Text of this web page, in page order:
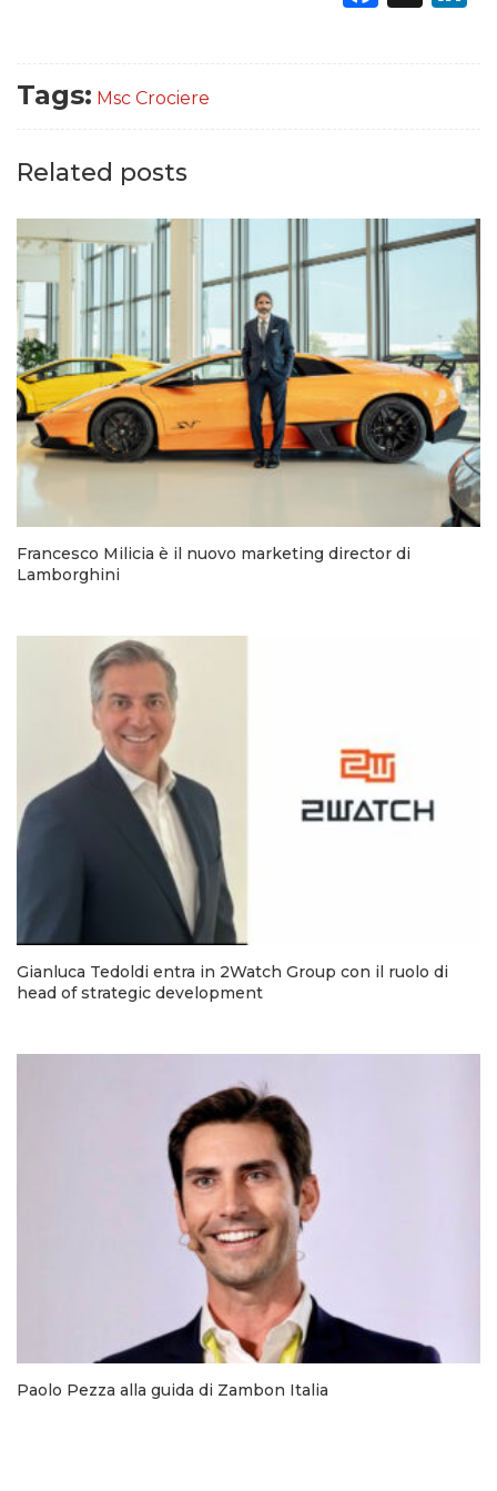
Tags: Msc Crociere
Related posts
Francesco Milicia è il nuovo marketing director di
Lamborghini
Gianluca Tedoldi entra in 2Watch Group con il ruolo di
head of strategic development
Paolo Pezza alla guida di Zambon Italia